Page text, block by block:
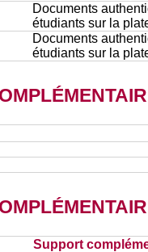
Documents
étudiants sur la
Documents
étudiants sur la
Support